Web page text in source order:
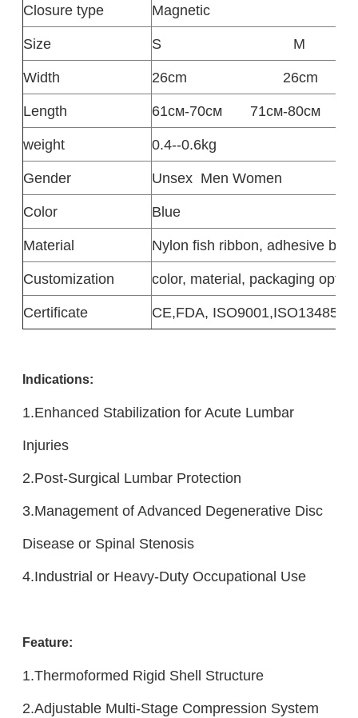
Closure type
Magnetic
Size
S
M
Width
26cm
26cm
Length
61см-70см
71см-80см
weight
0.4--0.6kg
Gender
Unsex Men Women
Color
Blue
Material
Nylon fish ribbon, adhesive
Customization
color, material, packaging
Certificate
CE,FDA, ISO9001,ISO13485
Indications:
1.Enhanced Stabilization for Acute Lumbar
Injuries
2.Post-Surgical Lumbar Protection
3.Management of Advanced Degenerative Disc
Disease or Spinal Stenosis
4.Industrial or Heavy-Duty Occupational Use
Feature:
1.Thermoformed Rigid Shell Structure
2.Adjustable Multi-Stage Compression System